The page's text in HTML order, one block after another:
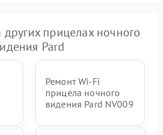
прицелах ночного
Pard
Ремонт Wi-Fi
прицела ночного
видения Pard NV009